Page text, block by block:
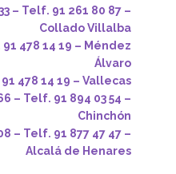
– Telf. 91 261 80 87 –
Collado Villalba
19 – Méndez
Álvaro
19 – Vallecas
– Telf. 91 894 03 54 –
Chinchón
– Telf. 91 877 47 47 –
Alcalá de Henares